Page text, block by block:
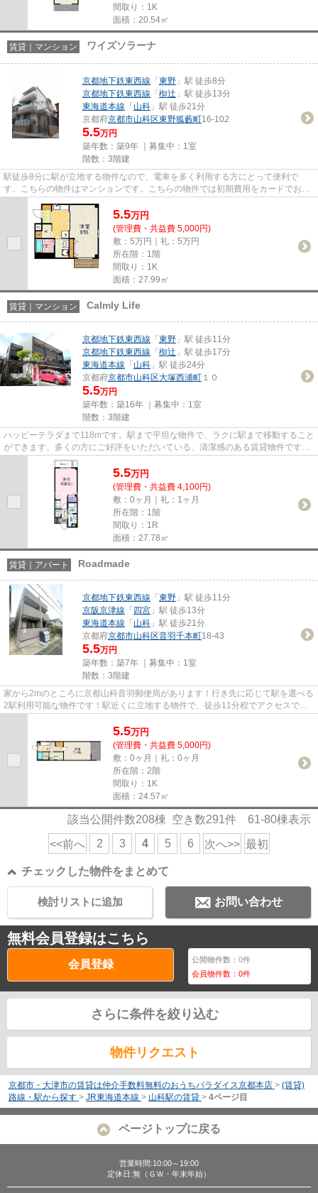
間取り：1K
面積：20.54㎡
賃貸｜マンション ワイズソラーナ
京都地下鉄東西線 「 東野 」駅 徒歩8分
京都地下鉄東西線 「 椥辻 」駅 徒歩13分
東海道本線 「 山科 」駅 徒歩21分
京都府京都市山科区東野狐藪町16-102
5.5万円
築年数：築9年 ｜募集中： 1室
階数：3階建
駅徒歩8分に駅が立地する物件なので、電車を多く利用する方にとって便利で
す。こちらの物件はマンションです。こちらの物件では初期費用をカードでお支
払いいただけます。こだわりポイ...
5.5万円
(管理費・共益費 5,000円)
敷：5万円｜礼：5万円
所在階：1階
間取り：1K
面積：27.99㎡
賃貸｜マンション Calmly Life
京都地下鉄東西線 「 東野 」駅 徒歩11分
京都地下鉄東西線 「 椥辻 」駅 徒歩17分
東海道本線 「 山科 」駅 徒歩24分
京都府京都市山科区大塚西浦町 １０
5.5万円
築年数：築16年 ｜募集中： 1室
階数：3階建
ハッピーテラダまで118mです。駅まで平坦な物件で、ラクに駅まで移動すること
ができます。多くの方にご好評をいただいている、清潔感のある賃貸物件です。
当社イチオシの物件の「Calml...
5.5万円
(管理費・共益費 4,100円)
敷：0ヶ月｜礼：1ヶ月
所在階：1階
間取り：1R
面積：27.78㎡
賃貸｜アパート Roadmade
京都地下鉄東西線 「 東野 」駅 徒歩11分
京阪京津線 「 四宮 」駅 徒歩13分
東海道本線 「 山科 」駅 徒歩21分
京都府京都市山科区音羽千本町18-43
5.5万円
築年数：築7年 ｜募集中： 1室
階数：3階建
家から2mのところに京都山科音羽郵便局があります！行き先に応じて駅を選べる
2駅利用可能な物件です！駅近くに立地する物件で、徒歩11分程でアクセスでき
5.5万円
(管理費・共益費 5,000円)
敷：0ヶ月｜礼：0ヶ月
所在階：2階
間取り：1K
面積：24.57㎡
該当公開件数208棟 空き数291件 61-80棟表示
<<前へ 2 3 4 5 6 次へ>> 最初
チェックした物件をまとめて
お問い合わせ
検討リストに追加
無料会員登録はこちら
会員登録 公開物件数：0件
会員物件数：0件
さらに条件を絞り込む
物件リクエスト
京都市・大津市の賃貸は仲介手数料無料のおうちパラダイス京都本店 > (賃貸)
路線・駅から探す > JR東海道本線 > 山科駅の賃貸 > 4ページ目
ページトップに戻る
営業時間:10:00～19:00
定休日:無（ＧＷ・年末年始）